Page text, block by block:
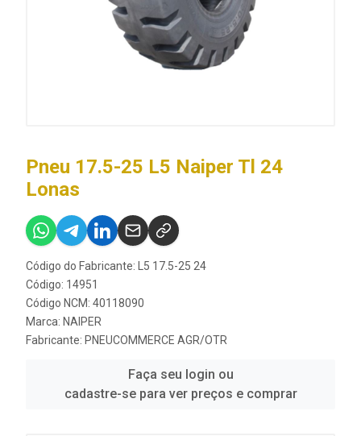
Pneu 17.5-25 L5 Naiper Tl 24
Lonas
Código do Fabricante: L5 17.5-25 24
Código: 14951
Código NCM: 40118090
Marca: NAIPER
Fabricante: PNEUCOMMERCE AGR/OTR
Faça seu login ou
cadastre-se para ver preços e comprar